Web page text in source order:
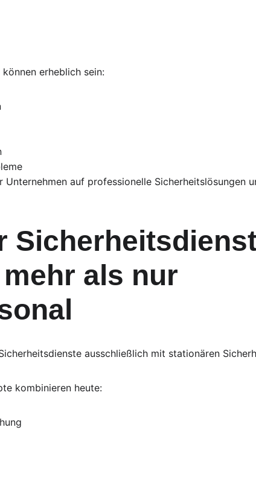
erheblich sein:
Unternehmen auf professionelle Sicherheitslösungen
als nur
ausschließlich mit stationären
kombinieren heute: